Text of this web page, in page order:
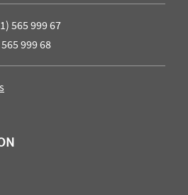
565 999 67
999 68